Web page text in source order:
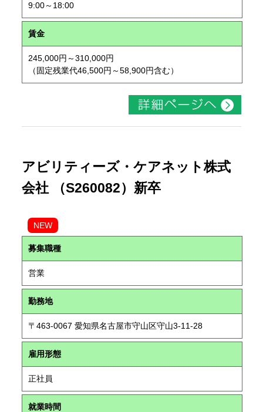
9:00～18:00
賃金
245,000円～310,000円
（固定残業代46,500円～58,900円含む）
アビリティーズ・ケアネット株式
会社 （S260082）新卒
NEW
募集職種
営業
勤務地
〒463-0067 愛知県名古屋市守山区守山3-11-28
雇用形態
正社員
就業時間